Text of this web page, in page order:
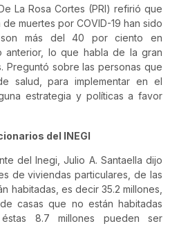
La Rosa Cortes (PRI) refirió que
muertes por COVID-19 han sido
son más del 40 por ciento en
anterior, lo que habla de la gran
Preguntó sobre las personas que
salud, para implementar en el
estrategia y políticas a favor
del INEGI
del Inegi, Julio A. Santaella dijo
de viviendas particulares, de las
habitadas, es decir 35.2 millones,
casas que no están habitadas
éstas 8.7 millones pueden ser